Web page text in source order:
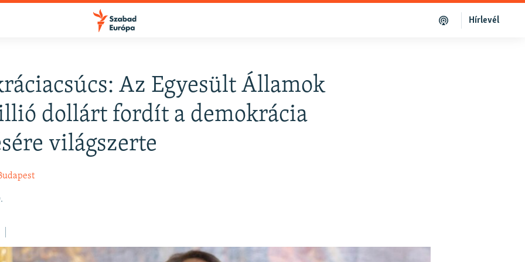
Hírlevél
Az Egyesült Államok
dollárt fordít a demokrácia
világszerte
FELIRATKOZÁS
Apple Podcasts